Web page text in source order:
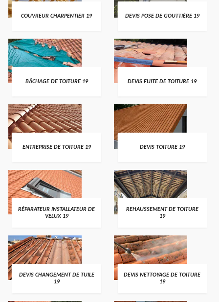
COUVREUR CHARPENTIER 19 DEVIS POSE DE GOUTTIÈRE 19
BÂCHAGE DE TOITURE 19 DEVIS FUITE DE TOITURE 19
ENTREPRISE DE TOITURE 19 DEVIS TOITURE 19
RÉPARATEUR INSTALLATEUR DE
VELUX 19
REHAUSSEMENT DE TOITURE
19
DEVIS CHANGEMENT DE TUILE
19
DEVIS NETTOYAGE DE TOITURE
19